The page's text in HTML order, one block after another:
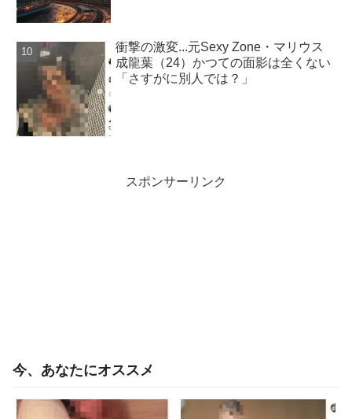
衝撃の激変...元Sexy Zone・マリウス
成龍葉（24）かつての面影は全くない
「さすがに別人では？」
スポンサーリンク
今、あなたにオススメ